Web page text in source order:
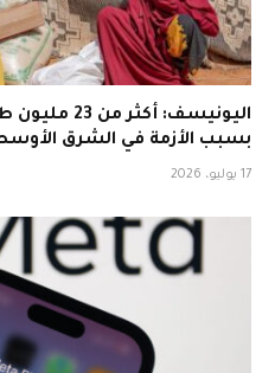
اليونيسف:
بسبب الأزمة في الشرق
17 يوليو، 2026